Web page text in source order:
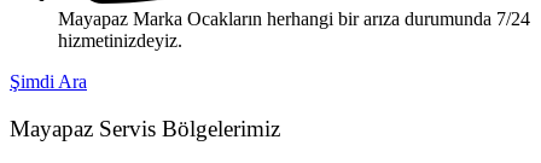
Mayapaz Marka Ocakların herhangi bir arıza durumunda 7/24
hizmetinizdeyiz.
Şimdi Ara
Mayapaz Servis Bölgelerimiz